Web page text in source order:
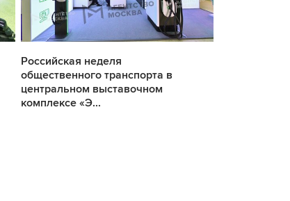
Российская неделя
общественного транспорта в
центральном выставочном
комплексе «Э...